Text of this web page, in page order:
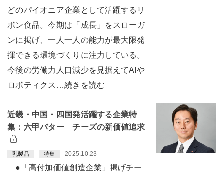
どのパイオニア企業として活躍するリ
ボン食品。今期は「成長」をスローガ
ンに掲げ、一人一人の能力が最大限発
揮できる環境づくりに注力している。
今後の労働力人口減少を見据えてAIや
ロボティクス…続きを読む
近畿・中国・四国発活躍する企業特
集：六甲バター チーズの新価値追求
乳製品 特集 2025.10.23
●「高付加価値創造企業」掲げチー